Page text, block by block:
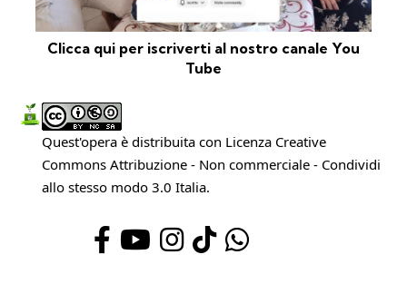
Clicca qui per iscriverti al nostro canale You
Tube
Quest'opera è distribuita con Licenza Creative
Commons Attribuzione - Non commerciale - Condividi
allo stesso modo 3.0 Italia.